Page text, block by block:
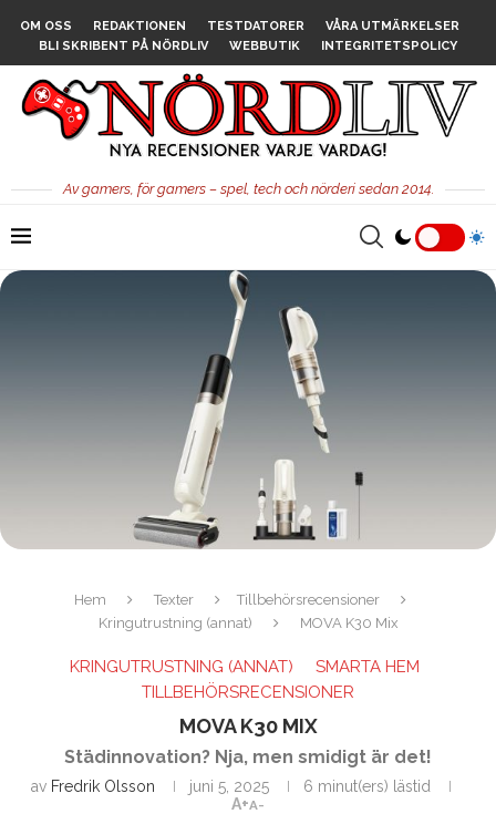
OM OSS REDAKTIONEN TESTDATORER
VÅRA UTMÄRKELSER
BLI SKRIBENT PÅ NÖRDLIV
WEBBUTIK INTEGRITETSPOLICY
Av gamers, för gamers – spel, tech och nörderi sedan 2014.
Hem Texter
Tillbehörsrecensioner
Kringutrustning (annat)
MOVA K30 Mix
KRINGUTRUSTNING (ANNAT)
SMARTA HEM
TILLBEHÖRSRECENSIONER
MOVA K30 MIX
Städinnovation? Nja, men smidigt är det!
av Fredrik Olsson juni 5, 2025
6 minut(ers) lästid
A+A-